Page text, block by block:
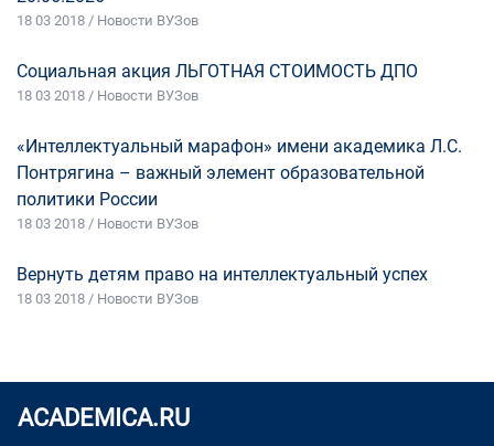
18 03 2018 / Новости ВУЗов
Социальная акция ЛЬГОТНАЯ СТОИМОСТЬ ДПО
18 03 2018 / Новости ВУЗов
«Интеллектуальный марафон» имени академика Л.С.
Понтрягина – важный элемент образовательной
политики России
18 03 2018 / Новости ВУЗов
Вернуть детям право на интеллектуальный успех
18 03 2018 / Новости ВУЗов
ACADEMICA.RU